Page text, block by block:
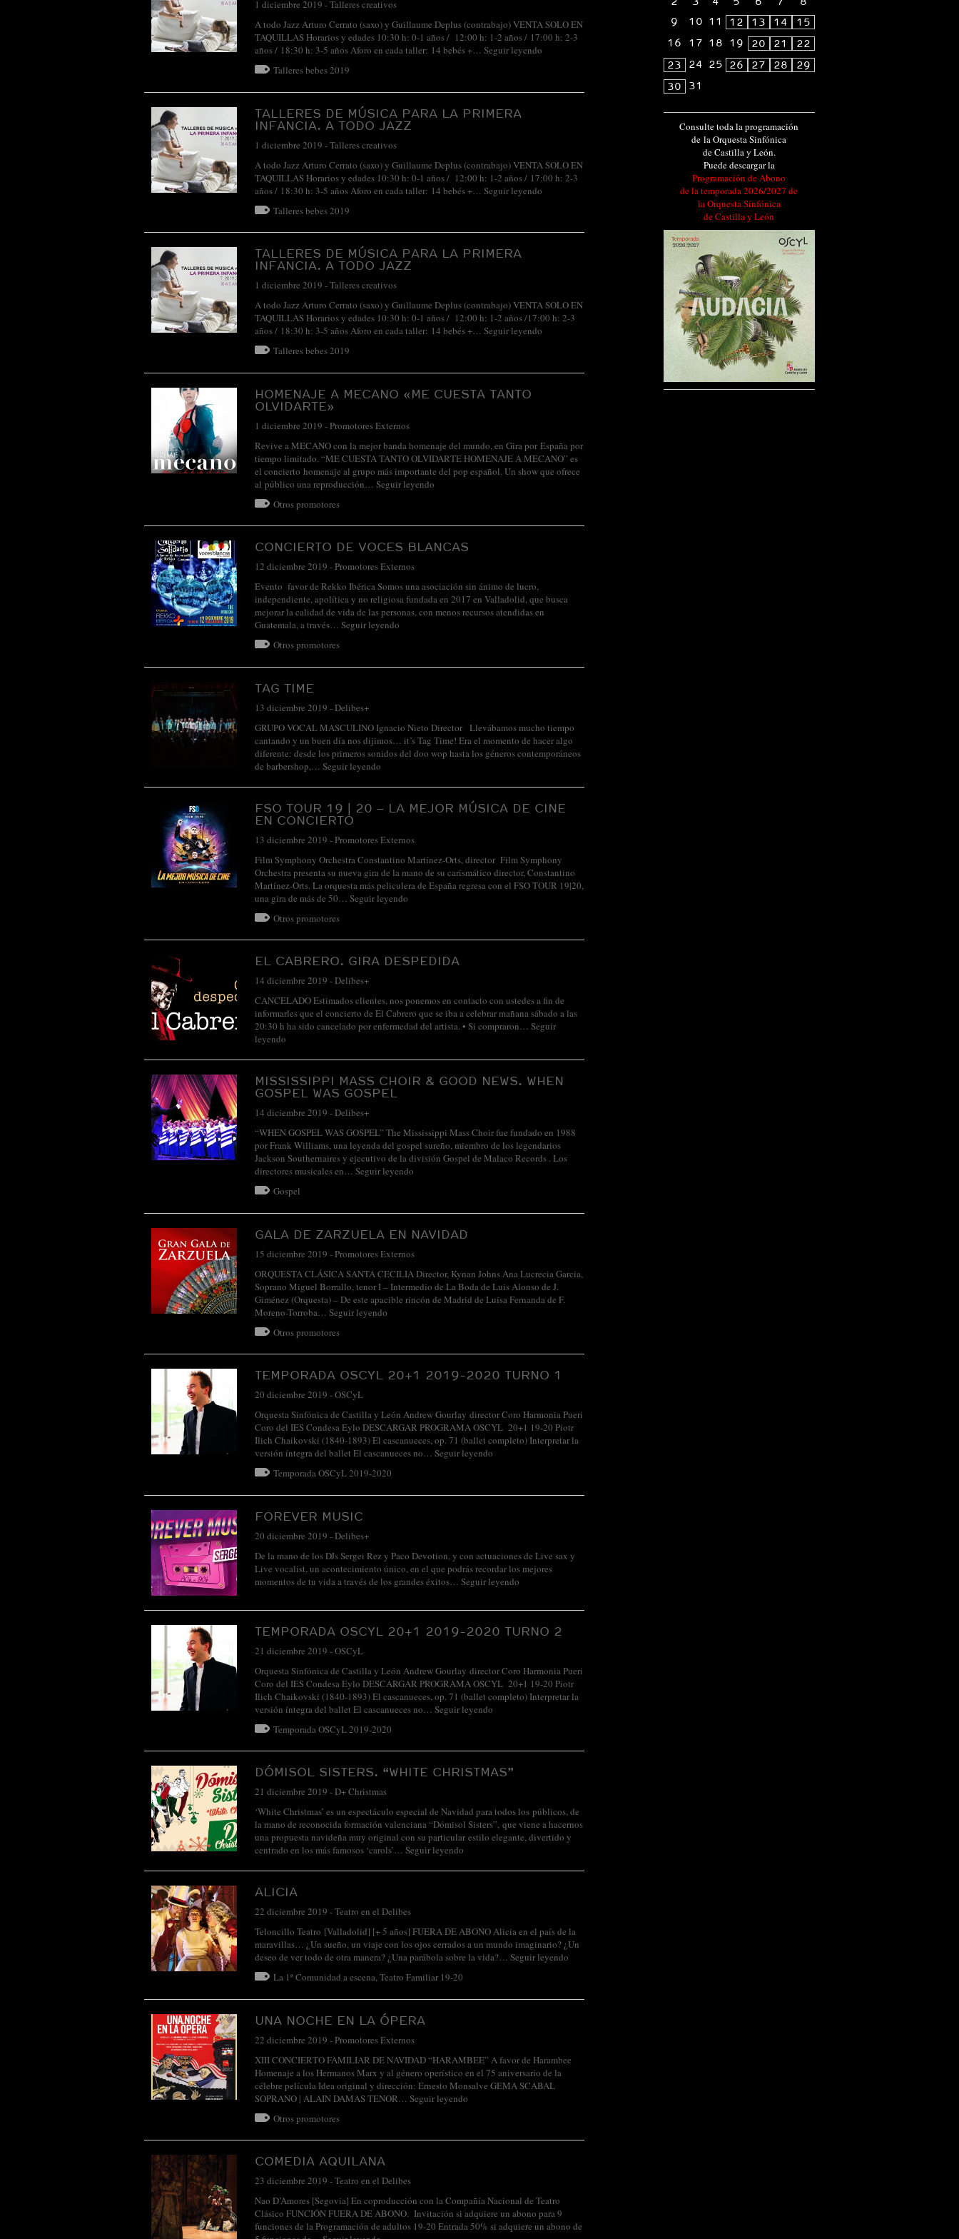
1 diciembre 2019 -Talleres creativos
A todo Jazz Arturo Cerrato (saxo) y Guillaume Deplus (contrabajo) VENTA SOLO EN
TAQUILLAS Horarios y edades 10:30 h: 0-1 años / 12:00 h: 1-2 años / 17:00 h: 2-3
años / 18:30 h: 3-5 años Aforo en cada taller: 14 bebés +… Seguir leyendo
Talleres bebes 2019
TALLERES DE MÚSICA PARA LA PRIMERA
INFANCIA. A TODO JAZZ
1 diciembre 2019 -Talleres creativos
A todo Jazz Arturo Cerrato (saxo) y Guillaume Deplus (contrabajo) VENTA SOLO EN
TAQUILLAS Horarios y edades 10:30 h: 0-1 años / 12:00 h: 1-2 años / 17:00 h: 2-3
años / 18:30 h: 3-5 años Aforo en cada taller: 14 bebés +… Seguir leyendo
Talleres bebes 2019
TALLERES DE MÚSICA PARA LA PRIMERA
INFANCIA. A TODO JAZZ
1 diciembre 2019 -Talleres creativos
A todo Jazz Arturo Cerrato (saxo) y Guillaume Deplus (contrabajo) VENTA SOLO EN
TAQUILLAS Horarios y edades 10:30 h: 0-1 años / 12:00 h: 1-2 años /17:00 h: 2-3
años / 18:30 h: 3-5 años Aforo en cada taller: 14 bebés +… Seguir leyendo
Talleres bebes 2019
HOMENAJE A MECANO «ME CUESTA TANTO
OLVIDARTE»
1 diciembre 2019 -Promotores Externos
Revive a MECANO con la mejor banda homenaje del mundo, en Gira por España por
tiempo limitado. “ME CUESTA TANTO OLVIDARTE HOMENAJE A MECANO” es
el concierto homenaje al grupo más importante del pop español. Un show que ofrece
al público una reproducción… Seguir leyendo
Otros promotores
CONCIERTO DE VOCES BLANCAS
12 diciembre 2019 -Promotores Externos
Evento favor de Rekko Ibérica Somos una asociación sin ánimo de lucro,
independiente, apolítica y no religiosa fundada en 2017 en Valladolid, que busca
mejorar la calidad de vida de las personas, con menos recursos atendidas en
Guatemala, a través… Seguir leyendo
Otros promotores
TAG TIME
13 diciembre 2019 -Delibes+
GRUPO VOCAL MASCULINO Ignacio Nieto Director Llevábamos mucho tiempo
cantando y un buen día nos dijimos… it’s Tag Time! Era el momento de hacer algo
diferente: desde los primeros sonidos del doo wop hasta los géneros contemporáneos
de barbershop,… Seguir leyendo
FSO TOUR 19 | 20 – LA MEJOR MÚSICA DE CINE
EN CONCIERTO
13 diciembre 2019 -Promotores Externos
Film Symphony Orchestra Constantino Martínez-Orts, director Film Symphony
Orchestra presenta su nueva gira de la mano de su carismático director, Constantino
Martínez-Orts. La orquesta más peliculera de España regresa con el FSO TOUR 19|20,
una gira de más de 50… Seguir leyendo
Otros promotores
EL CABRERO. GIRA DESPEDIDA
14 diciembre 2019 -Delibes+
CANCELADO Estimados clientes, nos ponemos en contacto con ustedes a fin de
informarles que el concierto de El Cabrero que se iba a celebrar mañana sábado a las
20:30 h ha sido cancelado por enfermedad del artista. • Si compraron… Seguir
leyendo
MISSISSIPPI MASS CHOIR & GOOD NEWS. WHEN
GOSPEL WAS GOSPEL
14 diciembre 2019 -Delibes+
“WHEN GOSPEL WAS GOSPEL” The Mississippi Mass Choir fue fundado en 1988
por Frank Williams, una leyenda del gospel sureño, miembro de los legendarios
Jackson Southernaires y ejecutivo de la división Gospel de Malaco Records . Los
directores musicales en… Seguir leyendo
Gospel
GALA DE ZARZUELA EN NAVIDAD
15 diciembre 2019 -Promotores Externos
ORQUESTA CLÁSICA SANTA CECILIA Director, Kynan Johns Ana Lucrecia Garcia,
Soprano Miguel Borrallo, tenor I – Intermedio de La Boda de Luis Alonso de J.
Giménez (Orquesta) – De este apacible rincón de Madrid de Luisa Fernanda de F.
Moreno-Torroba… Seguir leyendo
Otros promotores
TEMPORADA OSCYL 20+1 2019-2020 TURNO 1
20 diciembre 2019 -OSCyL
Orquesta Sinfónica de Castilla y León Andrew Gourlay director Coro Harmonia Pueri
Coro del IES Condesa Eylo DESCARGAR PROGRAMA OSCYL 20+1 19-20 Piotr
Ilich Chaikovski (1840-1893) El cascanueces, op. 71 (ballet completo) Interpretar la
versión íntegra del ballet El cascanueces no… Seguir leyendo
Temporada OSCyL 2019-2020
FOREVER MUSIC
20 diciembre 2019 -Delibes+
De la mano de los DJs Sergei Rez y Paco Devotion, y con actuaciones de Live sax y
Live vocalist, un acontecimiento único, en el que podrás recordar los mejores
momentos de tu vida a través de los grandes éxitos… Seguir leyendo
TEMPORADA OSCYL 20+1 2019-2020 TURNO 2
21 diciembre 2019 -OSCyL
Orquesta Sinfónica de Castilla y León Andrew Gourlay director Coro Harmonia Pueri
Coro del IES Condesa Eylo DESCARGAR PROGRAMA OSCYL 20+1 19-20 Piotr
Ilich Chaikovski (1840-1893) El cascanueces, op. 71 (ballet completo) Interpretar la
versión íntegra del ballet El cascanueces no… Seguir leyendo
Temporada OSCyL 2019-2020
DÓMISOL SISTERS. “WHITE CHRISTMAS”
21 diciembre 2019 -D+ Christmas
‘White Christmas’ es un espectáculo especial de Navidad para todos los públicos, de
la mano de reconocida formación valenciana “Dómisol Sisters”, que viene a hacernos
una propuesta navideña muy original con su particular estilo elegante, divertido y
centrado en los más famosos ‘carols’… Seguir leyendo
ALICIA
22 diciembre 2019 -Teatro en el Delibes
Teloncillo Teatro [Valladolid] [+ 5 años] FUERA DE ABONO Alicia en el país de la
maravillas… ¿Un sueño, un viaje con los ojos cerrados a un mundo imaginario? ¿Un
deseo de ver todo de otra manera? ¿Una parábola sobre la vida?… Seguir leyendo
La 1ª Comunidad a escena,Teatro Familiar 19-20
UNA NOCHE EN LA ÓPERA
22 diciembre 2019 -Promotores Externos
XIII CONCIERTO FAMILIAR DE NAVIDAD “HARAMBEE” A favor de Harambee
Homenaje a los Hermanos Marx y al género operístico en el 75 aniversario de la
célebre película Idea original y dirección: Ernesto Monsalve GEMA SCABAL
SOPRANO | ALAIN DAMAS TENOR… Seguir leyendo
Otros promotores
COMEDIA AQUILANA
23 diciembre 2019 -Teatro en el Delibes
Nao D’Amores [Segovia] En coproducción con la Compañía Nacional de Teatro
Clásico FUNCIÓN FUERA DE ABONO. Invitación si adquiere un abono para 9
funciones de la Programación de adultos 19-20 Entrada 50% si adquiere un abono de
9
10 11 12 13 14
15
16
17 18 19 20 21
22
23
24 25 26 27 28
29
30
31
Consulte toda la programación
de la Orquesta Sinfónica
de Castilla y León.
Puede descargar la
Programación de Abono
de la temporada 2026/2027 de
la Orquesta Sinfónica
de Castilla y León